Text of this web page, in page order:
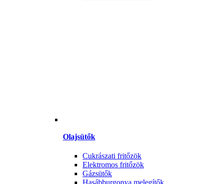
Olajsütők
Cukrászati fritőzök
Elektromos fritőzök
Gázsütők